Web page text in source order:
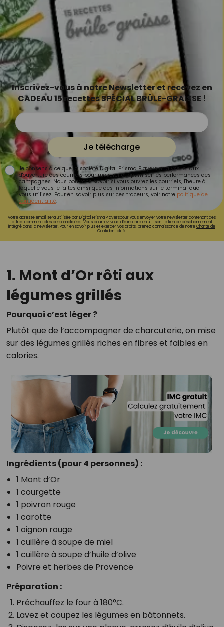
Inscrivez-vous à notre Newsletter et recevez en
CADEAU 15 recettes SPÉCIAL BRÛLE-GRAISSE !
Je télécharge
Je consens à ce que la société Digital Prisma Players analyse le taux
d'ouverture des courriels pour mesurer et optimiser les performances des
campagnes. Nous pourrons savoir si vous ouvrez les courriels, l'heure à
laquelle vous le faites ainsi que des informations sur le terminal que
vous utilisez. Pour en savoir plus sur ces traceurs, voir notre politique de
confidentialité.
Votre adresse email sera utilisée par Digital Prisma Playerspour vous envoyer votre newsletter contenant des
offres commerciales personnalisées. Vous pourrez vous désinscrire en utilisant le lien de désabonnement
intégré dans la newsletter. Pour en savoir plus et exercer vos droits, prenez connaissance de notreCharte de
Confidentialité.
1. Mont d’Or rôti aux
légumes grillés
Pourquoi c’est léger ?
Plutôt que de l’accompagner de charcuterie, on mise
sur des légumes grillés riches en fibres et faibles en
calories.
Ingrédients (pour 4 personnes) :
1 Mont d’Or
1 courgette
1 poivron rouge
1 carotte
1 oignon rouge
1 cuillère à soupe de miel
1 cuillère à soupe d’huile d’olive
Poivre et herbes de Provence
Préparation :
Préchauffez le four à 180°C.
Lavez et coupez les légumes en bâtonnets.